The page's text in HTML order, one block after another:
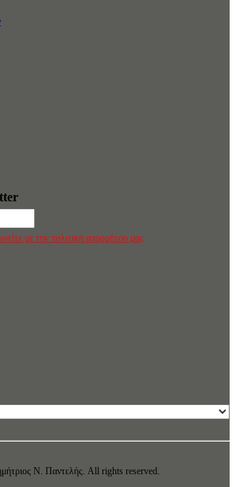
με την πολιτική απορρήτου μας
N. Παντελής. All rights reserved.